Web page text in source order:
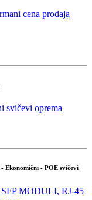
- Ekonomični - POE svičevi